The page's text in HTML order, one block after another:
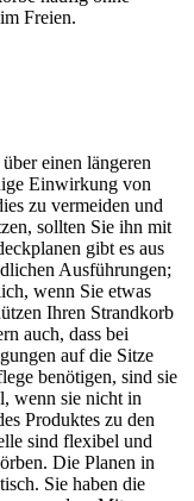
Freien.
einen längeren
Einwirkung von
zu vermeiden und
sollten Sie ihn mit
gibt es aus
Ausführungen;
wenn Sie etwas
Ihren Strandkorb
auch, dass bei
auf die Sitze
benötigen, sind sie
wenn sie nicht in
Produktes zu den
sind flexibel und
Die Planen in
Sie haben die